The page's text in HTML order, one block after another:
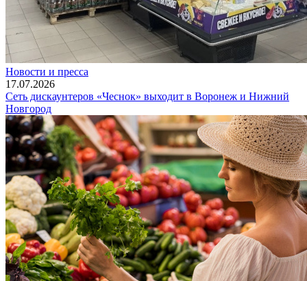
Новости и пресса
17.07.2026
Сеть дискаунтеров «Чеснок» выходит в Воронеж и Нижний
Новгород